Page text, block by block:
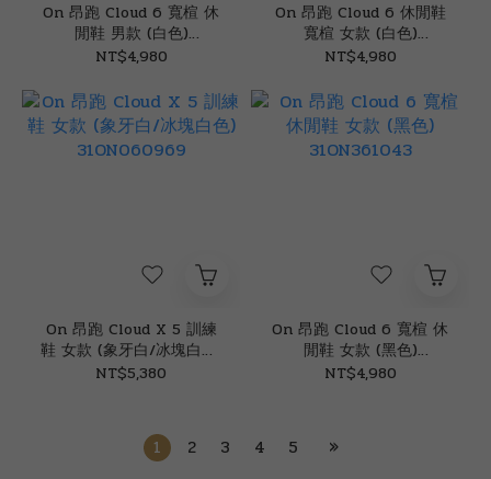
On 昂跑 Cloud 6 寬楦 休
閒鞋 男款 (白色)
31ON431200
NT$4,980
On 昂跑 Cloud 6 休閒鞋
寬楦 女款 (白色)
31ON361200
NT$4,980
On 昂跑 Cloud X 5 訓練
鞋 女款 (象牙白/冰塊白色)
31ON060969
NT$5,380
On 昂跑 Cloud 6 寬楦 休
閒鞋 女款 (黑色)
31ON361043
NT$4,980
1 2 3 4 5 »